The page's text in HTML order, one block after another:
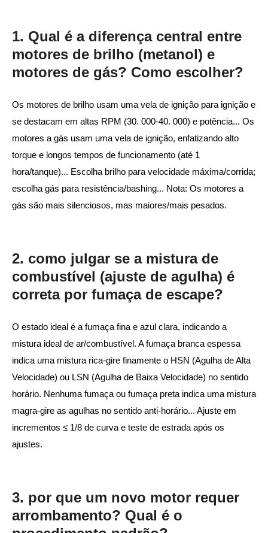
1. Qual é a diferença central entre
motores de brilho (metanol) e
motores de gás? Como escolher?
Os motores de brilho usam uma vela de ignição para ignição e
se destacam em altas RPM (30. 000-40. 000) e potência... Os
motores a gás usam uma vela de ignição, enfatizando alto
torque e longos tempos de funcionamento (até 1
hora/tanque)... Escolha brilho para velocidade máxima/corrida;
escolha gás para resistência/bashing... Nota: Os motores a
gás são mais silenciosos, mas maiores/mais pesados.
2. como julgar se a mistura de
combustível (ajuste de agulha) é
correta por fumaça de escape?
O estado ideal é a fumaça fina e azul clara, indicando a
mistura ideal de ar/combustível. A fumaça branca espessa
indica uma mistura rica-gire finamente o HSN (Agulha de Alta
Velocidade) ou LSN (Agulha de Baixa Velocidade) no sentido
horário. Nenhuma fumaça ou fumaça preta indica uma mistura
magra-gire as agulhas no sentido anti-horário... Ajuste em
incrementos ≤ 1/8 de curva e teste de estrada após os
ajustes.
3. por que um novo motor requer
arrombamento? Qual é o